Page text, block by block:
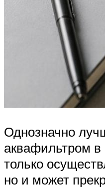
Однозначно
аквафильтром
только
но и может